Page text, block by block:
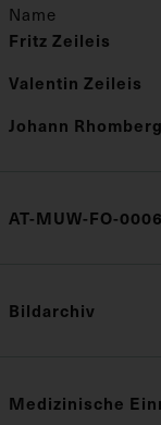
Name
Fritz Zeileis
Valentin Zeileis
Johann Rhomberg
AT-MUW-FO-
Bildarchiv
Medizinische